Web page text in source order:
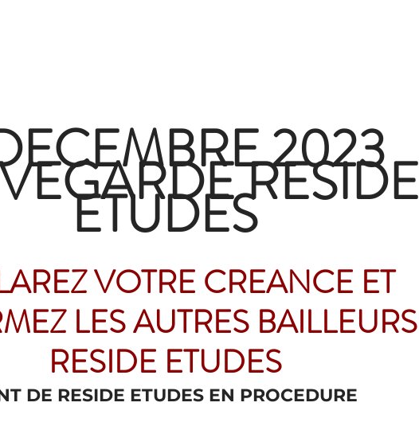
2023
RESIDE
ETUDES
VOTRE CREANCE ET
LES AUTRES BAILLEURS
RESIDE ETUDES
DE RESIDE ETUDES EN PROCEDURE